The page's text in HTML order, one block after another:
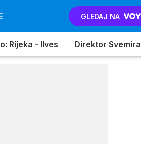
GLEDAJ NA
Rijeka - Ilves Direktor Svemira